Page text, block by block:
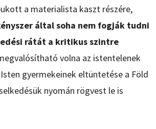
a materialista kaszt részére,
által soha nem fogják tudni
rátát a kritikus szintre
volna az istentelenek
gyermekeinek eltüntetése a Föld
nyomán rögvest le is